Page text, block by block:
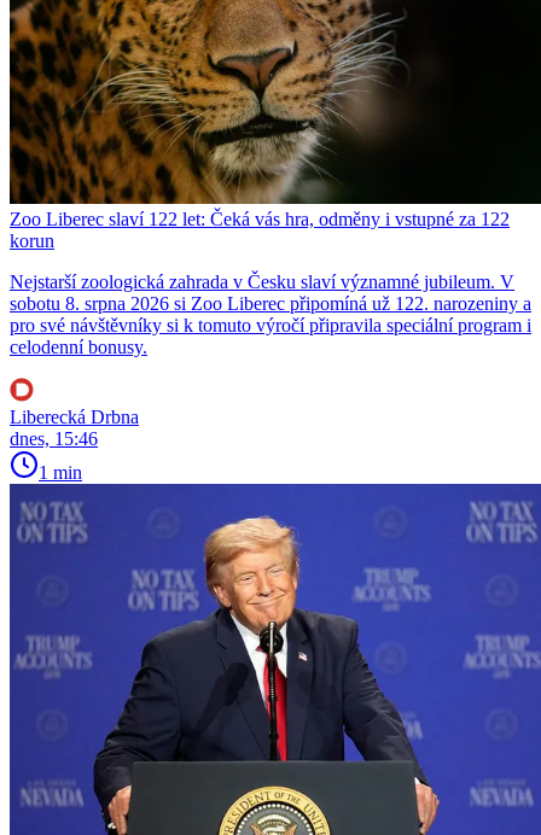
Zoo Liberec slaví 122 let: Čeká vás hra, odměny i vstupné za 122
korun
Nejstarší zoologická zahrada v Česku slaví významné jubileum. V
sobotu 8. srpna 2026 si Zoo Liberec připomíná už 122. narozeniny a
pro své návštěvníky si k tomuto výročí připravila speciální program i
celodenní bonusy.
Liberecká Drbna
dnes, 15:46
1 min